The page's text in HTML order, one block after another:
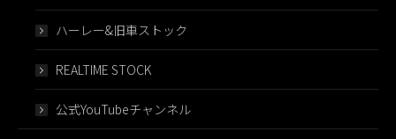
ハーレー&旧車ストック
REALTIME STOCK
公式YouTubeチャンネル